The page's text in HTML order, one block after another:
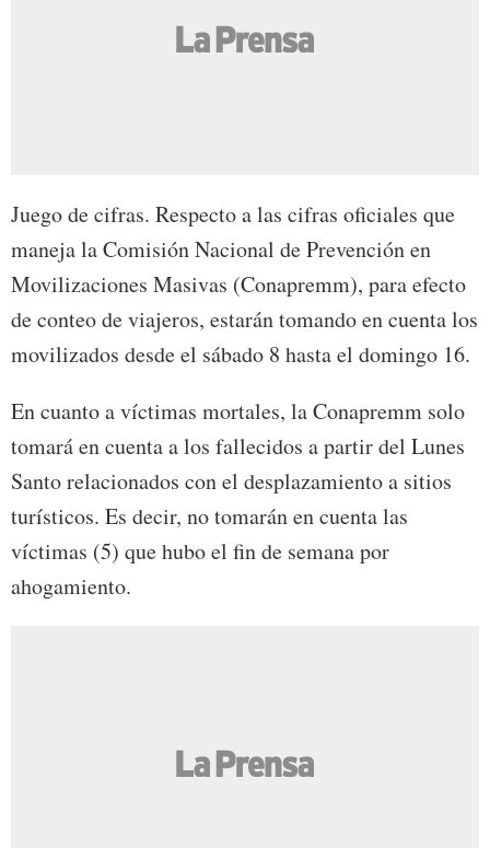
Juego de cifras. Respecto a las cifras oficiales que
maneja la Comisión Nacional de Prevención en
Movilizaciones Masivas (Conapremm), para efecto
de conteo de viajeros, estarán tomando en cuenta los
movilizados desde el sábado 8 hasta el domingo 16.
En cuanto a víctimas mortales, la Conapremm solo
tomará en cuenta a los fallecidos a partir del Lunes
Santo relacionados con el desplazamiento a sitios
turísticos. Es decir, no tomarán en cuenta las
víctimas (5) que hubo el fin de semana por
ahogamiento.